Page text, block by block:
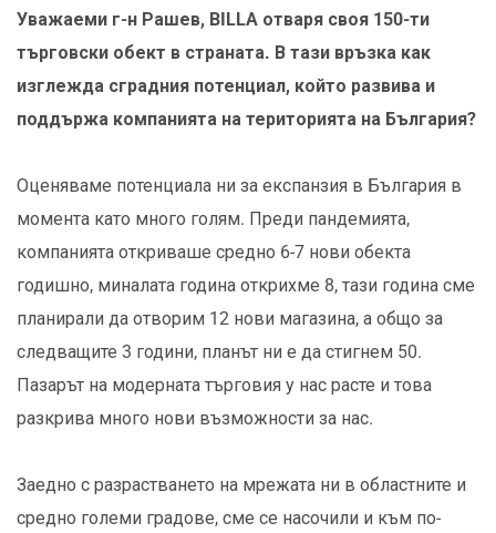
Уважаеми г-н Рашев, BILLA отваря своя 150-ти
търговски обект в страната. В тази връзка как
изглежда сградния потенциал, който развива и
поддържа компанията на територията на България?
Оценяваме потенциала ни за експанзия в България в
момента като много голям. Преди пандемията,
компанията откриваше средно 6-7 нови обекта
годишно, миналата година открихме 8, тази година сме
планирали да отворим 12 нови магазина, а общо за
следващите 3 години, планът ни е да стигнем 50.
Пазарът на модерната търговия у нас расте и това
разкрива много нови възможности за нас.
Заедно с разрастването на мрежата ни в областните и
средно големи градове, сме се насочили и към по-